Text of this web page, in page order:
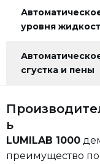
уровня
сгустка и пены
ь
LUMILAB 1000
преимущество по